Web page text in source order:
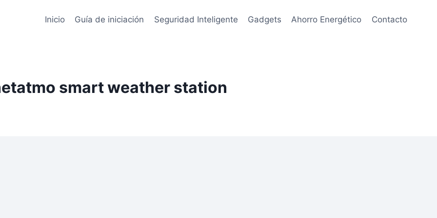
Inicio Guía de iniciación Seguridad Inteligente Gadgets Ahorro Energético Contacto
smart weather station